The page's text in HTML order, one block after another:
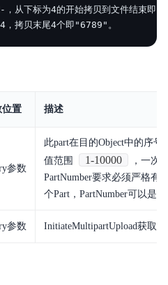
贝末尾4个即"6789"。
位置 描述
参数
此part在目的Object中的序号
值范围
1-10000
，一次
PartNumber要求必须严格有
个Part，PartNumber可以是1
参数 InitiateMultipartUpload获取